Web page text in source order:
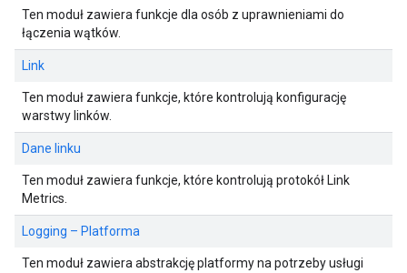
Ten moduł zawiera funkcje dla osób z uprawnieniami do
łączenia wątków.
Link
Ten moduł zawiera funkcje, które kontrolują konfigurację
warstwy linków.
Dane linku
Ten moduł zawiera funkcje, które kontrolują protokół Link
Metrics.
Logging – Platforma
Ten moduł zawiera abstrakcję platformy na potrzeby usługi